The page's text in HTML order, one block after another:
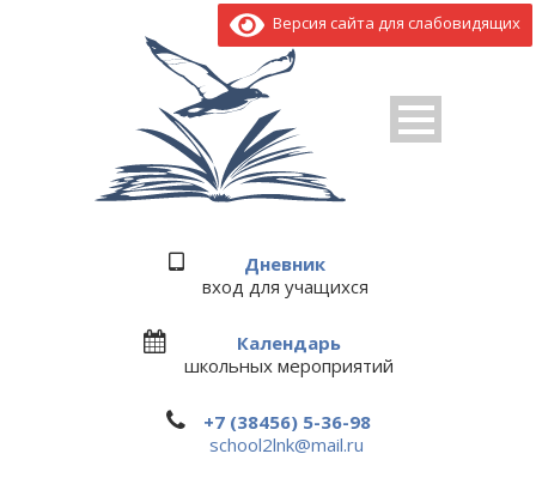
Дневник
вход для учащихся
Календарь
школьных мероприятий
+7 (38456) 5-36-98
school2lnk@mail.ru
Версия сайта для слабовидящих